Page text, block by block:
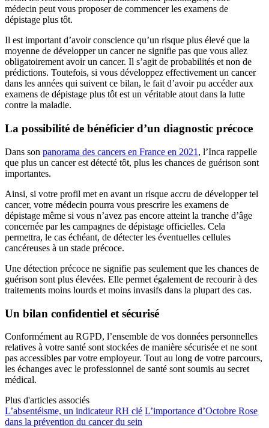
médecin peut vous proposer de commencer les examens de
dépistage plus tôt.
Il est important d’avoir conscience qu’un risque plus élevé que la
moyenne de développer un cancer ne signifie pas que vous allez
obligatoirement avoir un cancer. Il s’agit de probabilités et non de
prédictions. Toutefois, si vous développez effectivement un cancer
dans les années qui suivent ce bilan, le fait d’avoir pu accéder aux
examens de dépistage plus tôt est un véritable atout dans la lutte
contre la maladie.
La possibilité de bénéficier d’un diagnostic précoce
Dans son panorama des cancers en France en 2021 , l’Inca rappelle
que plus un cancer est détecté tôt, plus les chances de guérison sont
importantes.
Ainsi, si votre profil met en avant un risque accru de développer tel
cancer, votre médecin pourra vous prescrire les examens de
dépistage même si vous n’avez pas encore atteint la tranche d’âge
concernée par les campagnes de dépistage officielles. Cela
permettra, le cas échéant, de détecter les éventuelles cellules
cancéreuses à un stade précoce.
Une détection précoce ne signifie pas seulement que les chances de
guérison sont plus élevées. Elle permet également de recourir à des
traitements moins lourds et moins invasifs dans la plupart des cas.
Un bilan confidentiel et sécurisé
Conformément au RGPD, l’ensemble de vos données personnelles
relatives à votre santé sont stockées de manière sécurisée et ne sont
pas accessibles par votre employeur. Tout au long de votre parcours,
les échanges avec le professionnel de santé sont soumis au secret
médical.
Plus d'articles associés
L’absentéisme, un indicateur RH clé L’importance d’Octobre Rose
dans la prévention du cancer du sein